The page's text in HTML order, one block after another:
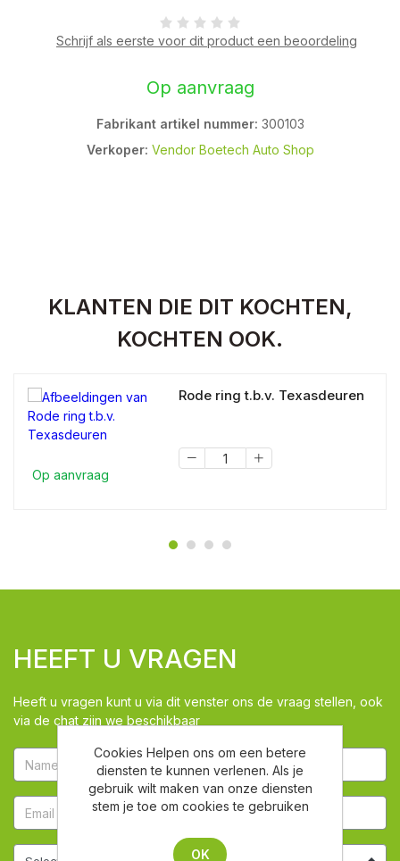
Schrijf als eerste voor dit product een beoordeling
Op aanvraag
Fabrikant artikel nummer: 300103
Verkoper: Vendor Boetech Auto Shop
KLANTEN DIE DIT KOCHTEN,
KOCHTEN OOK.
Op aanvraag
Rode ring t.b.v. Texasdeuren
HEEFT U VRAGEN
Heeft u vragen kunt u via dit venster ons de vraag stellen, ook
via de chat zijn we beschikbaar
Cookies Helpen ons om een betere
diensten te kunnen verlenen. Als je
gebruik wilt maken van onze diensten
stem je toe om cookies te gebruiken
OK